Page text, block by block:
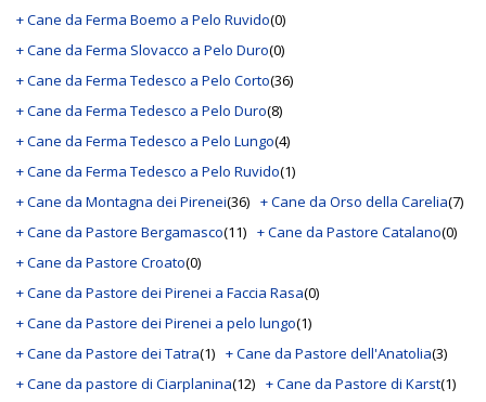
+ Cane da Ferma Boemo a Pelo Ruvido(0)
+ Cane da Ferma Slovacco a Pelo Duro(0)
+ Cane da Ferma Tedesco a Pelo Corto(36)
+ Cane da Ferma Tedesco a Pelo Duro(8)
+ Cane da Ferma Tedesco a Pelo Lungo(4)
+ Cane da Ferma Tedesco a Pelo Ruvido(1)
+ Cane da Montagna dei Pirenei(36) + Cane da Orso della Carelia(7)
+ Cane da Pastore Bergamasco(11) + Cane da Pastore Catalano(0)
+ Cane da Pastore Croato(0)
+ Cane da Pastore dei Pirenei a Faccia Rasa(0)
+ Cane da Pastore dei Pirenei a pelo lungo(1)
+ Cane da Pastore dei Tatra(1) + Cane da Pastore dell'Anatolia(3)
+ Cane da pastore di Ciarplanina(12) + Cane da Pastore di Karst(1)